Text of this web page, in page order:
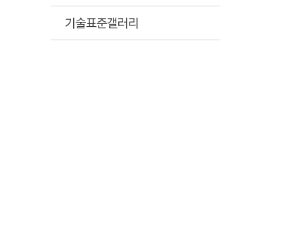
기술표준갤러리